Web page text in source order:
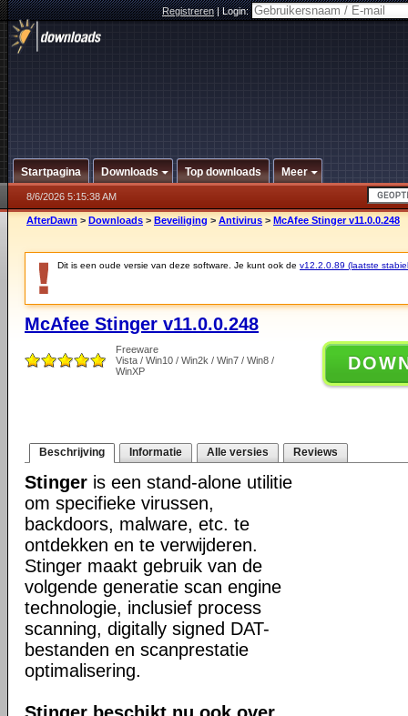
Registreren|Login:
Startpagina Downloads Top downloads Meer
8/6/2026 5:15:38 AM
AfterDawn > Downloads > Beveiliging > Antivirus > McAfee Stinger v11.0.0.248
Dit is een oude versie van deze software. Je kunt ook de v12.2.0.89 (laatste
McAfee Stinger v11.0.0.248
Freeware
Vista / Win10 / Win2k / Win7 / Win8 /
WinXP
Beschrijving Informatie Alle versies Reviews
Stinger is een stand-alone utilitie
om specifieke virussen,
backdoors, malware, etc. te
ontdekken en te verwijderen.
Stinger maakt gebruik van de
volgende generatie scan engine
technologie, inclusief process
scanning, digitally signed DAT-
bestanden en scanprestatie
optimalisering.